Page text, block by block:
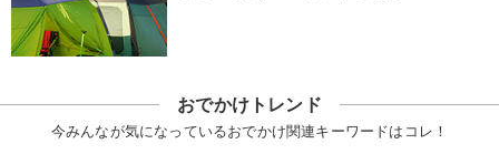
おでかけトレンド
今みんなが気になっているおでかけ関連キーワードはコレ！